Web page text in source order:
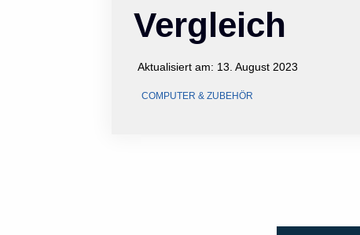
Vergleich
Aktualisiert am: 13. August 2023
COMPUTER & ZUBEHÖR